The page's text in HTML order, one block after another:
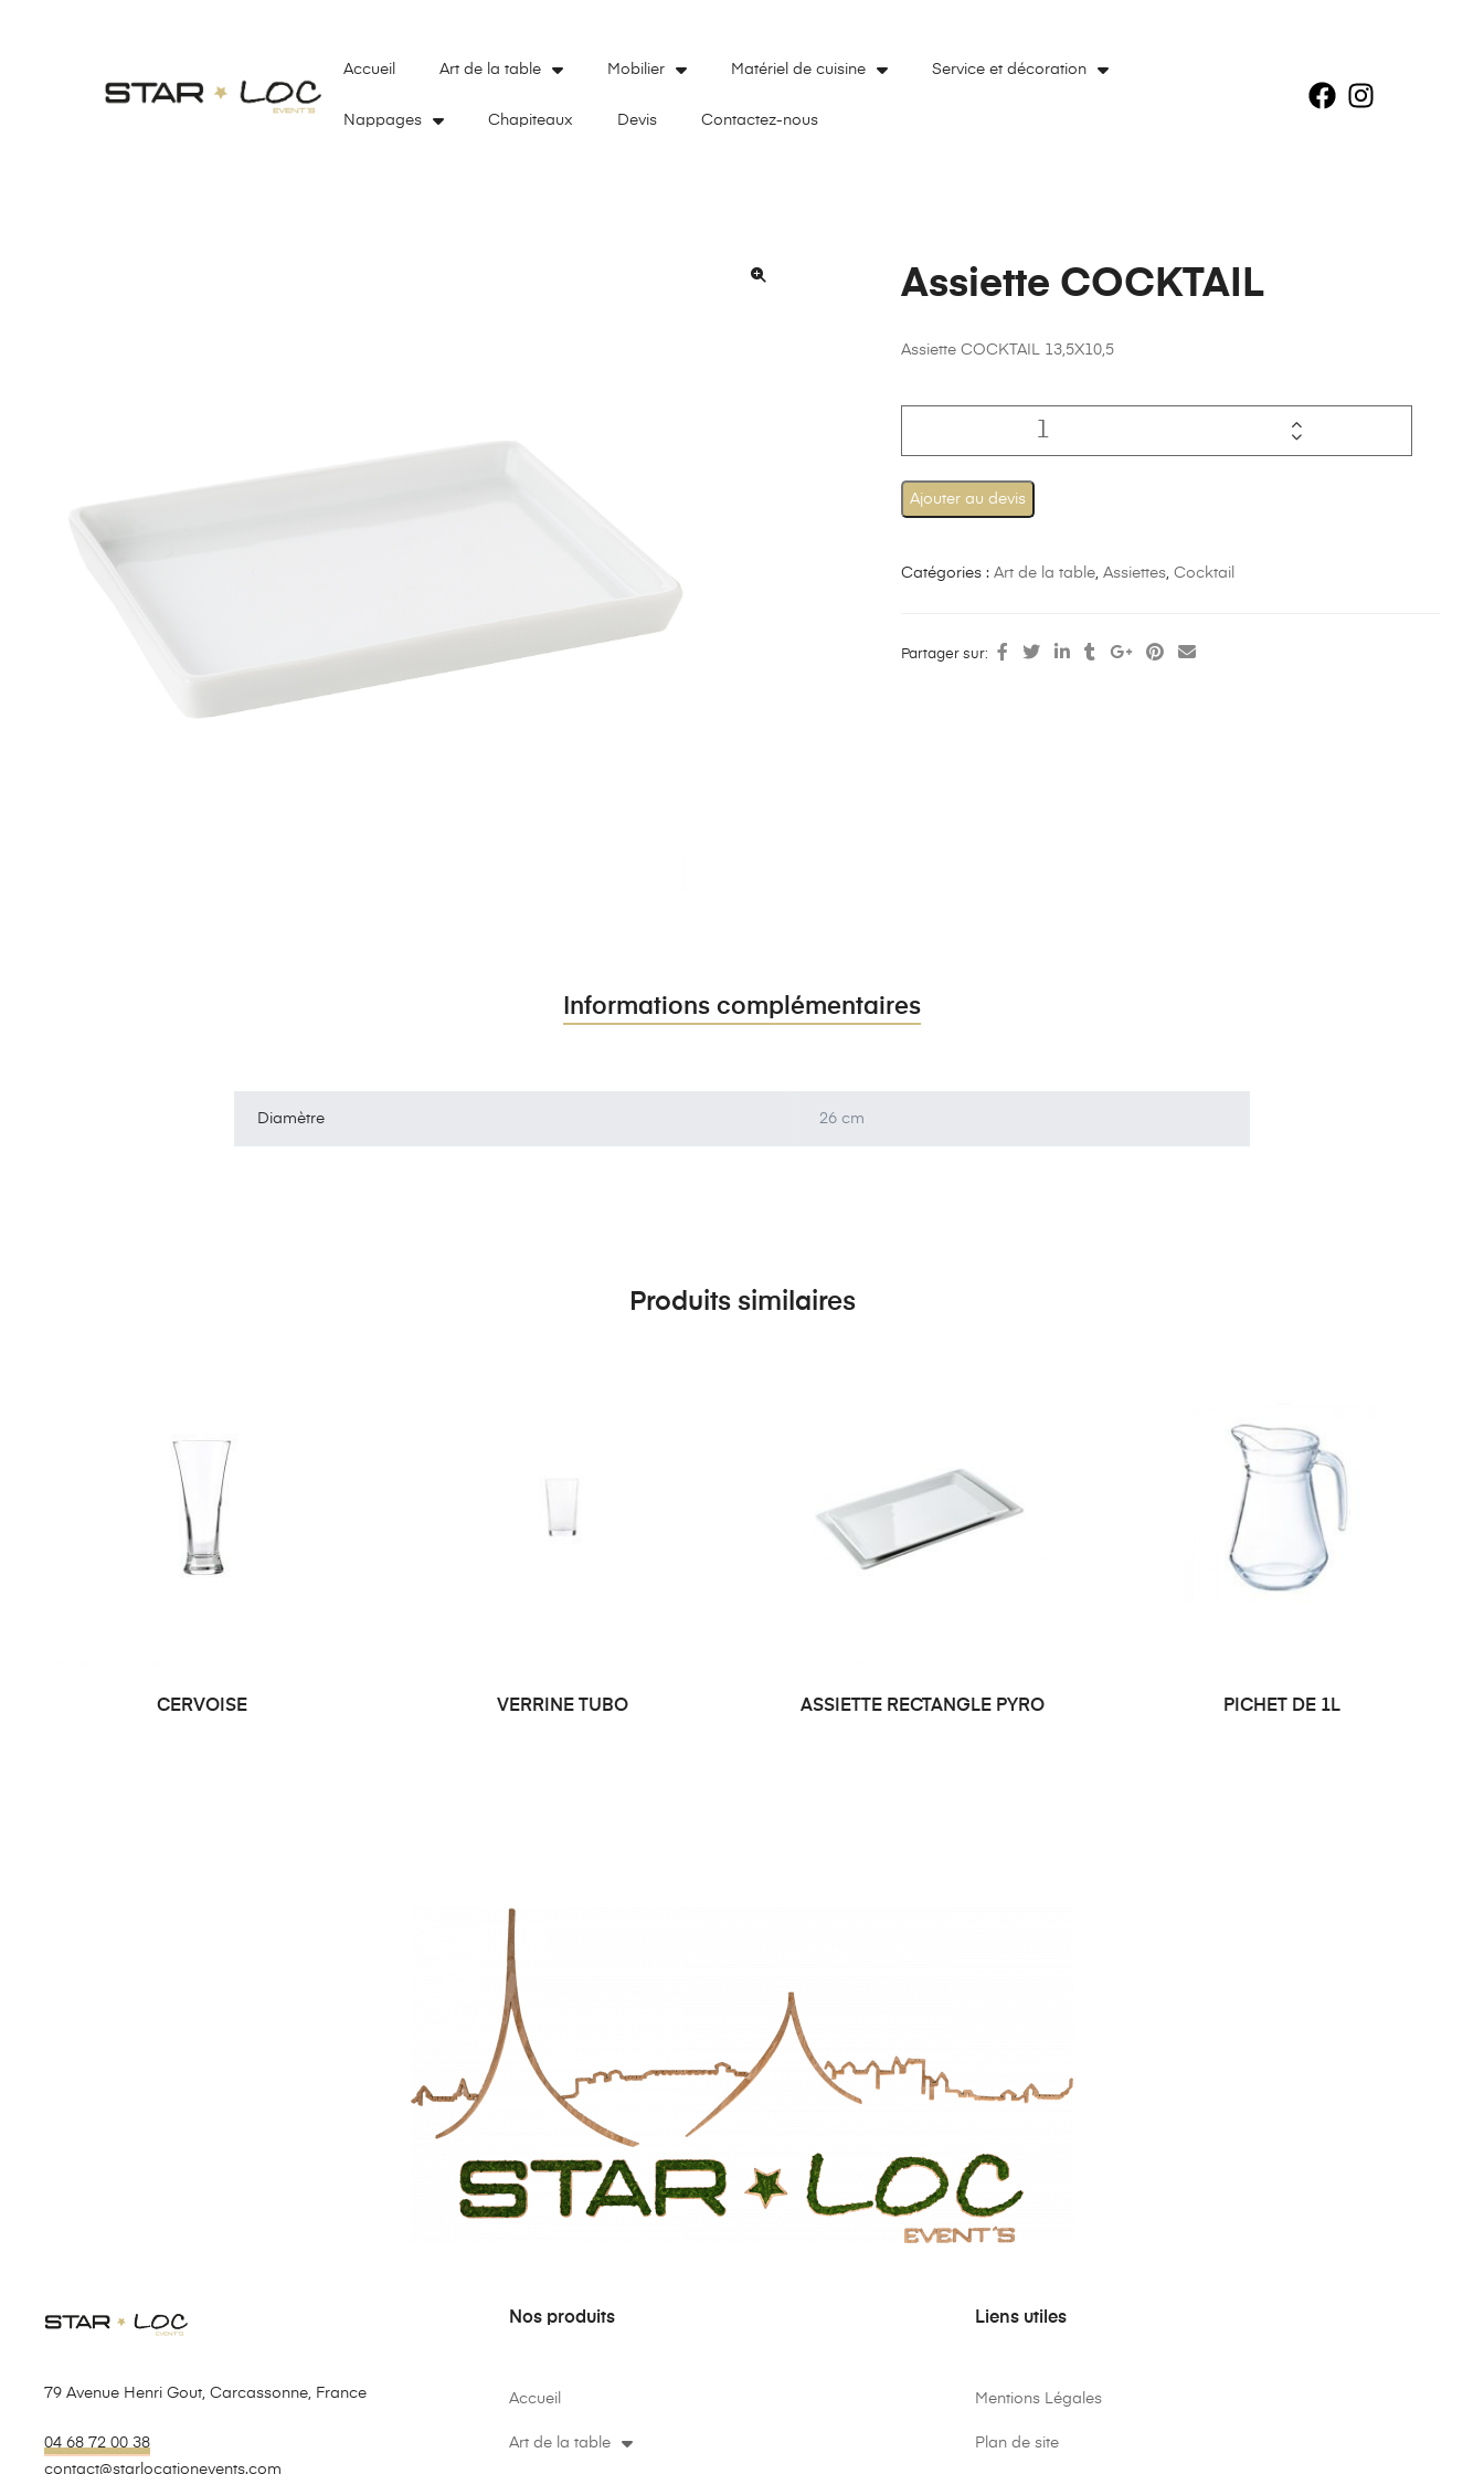
Accueil Art de la table Mobilier Matériel de cuisine Service et décoration
Nappages Chapiteaux Devis Contactez-nous
Assiette COCKTAIL
Assiette COCKTAIL 13,5X10,5
Ajouter au devis
Catégories :Art de la table,Assiettes,Cocktail
Partager sur:
Informations complémentaires
Diamètre 26 cm
Produits similaires
CERVOISE VERRINE TUBO ASSIETTE RECTANGLE PYRO PICHET DE 1L
79 Avenue Henri Gout, Carcassonne, France
04 68 72 00 38
contact@starlocationevents.com
Nos produits
Accueil
Art de la table
Liens utiles
Mentions Légales
Plan de site